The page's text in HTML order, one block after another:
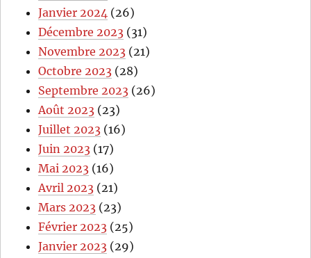
Janvier 2024 (26)
Décembre 2023 (31)
Novembre 2023 (21)
Octobre 2023 (28)
Septembre 2023 (26)
Août 2023 (23)
Juillet 2023 (16)
Juin 2023 (17)
Mai 2023 (16)
Avril 2023 (21)
Mars 2023 (23)
Février 2023 (25)
Janvier 2023 (29)